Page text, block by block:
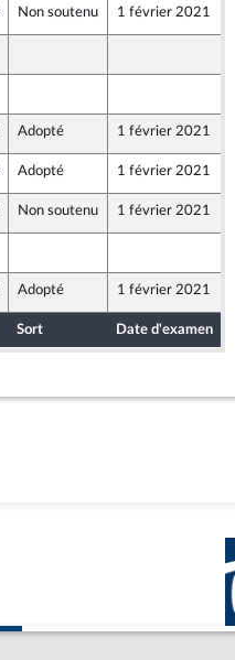
Non soutenu 1 février 2021
Adopté 1 février 2021
Adopté 1 février 2021
Non soutenu 1 février 2021
Adopté 1 février 2021
Sort Date d'examen